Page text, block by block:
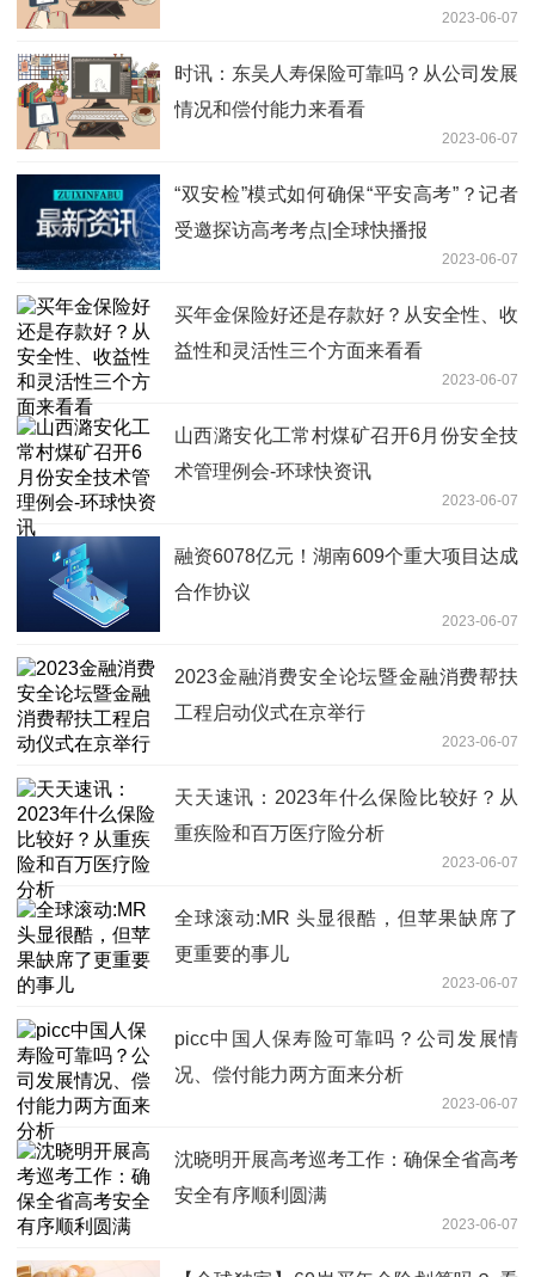
2023-06-07
时讯：东吴人寿保险可靠吗？从公司发展
情况和偿付能力来看看
2023-06-07
“双安检”模式如何确保“平安高考”？记者
受邀探访高考考点|全球快播报
2023-06-07
买年金保险好还是存款好？从安全性、收
益性和灵活性三个方面来看看
2023-06-07
山西潞安化工常村煤矿召开6月份安全技
术管理例会-环球快资讯
2023-06-07
融资6078亿元！湖南609个重大项目达成
合作协议
2023-06-07
2023金融消费安全论坛暨金融消费帮扶
工程启动仪式在京举行
2023-06-07
天天速讯：2023年什么保险比较好？从
重疾险和百万医疗险分析
2023-06-07
全球滚动:MR 头显很酷，但苹果缺席了
更重要的事儿
2023-06-07
picc中国人保寿险可靠吗？公司发展情
况、偿付能力两方面来分析
2023-06-07
沈晓明开展高考巡考工作：确保全省高考
安全有序顺利圆满
2023-06-07